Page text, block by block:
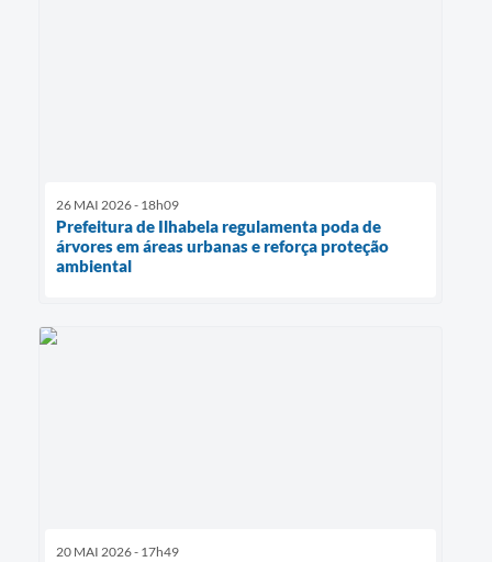
26 MAI 2026 - 18h09
Prefeitura de Ilhabela regulamenta poda de
árvores em áreas urbanas e reforça proteção
ambiental
20 MAI 2026 - 17h49